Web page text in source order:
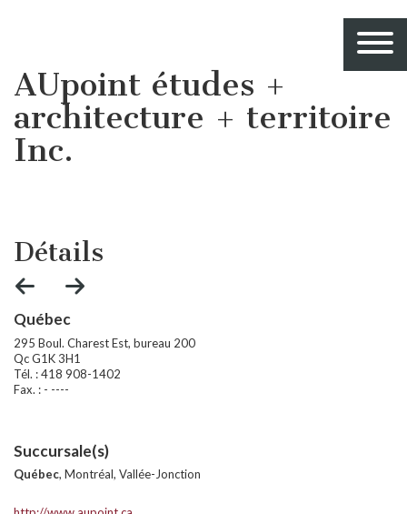
AUpoint études +
architecture + territoire
Inc.
Détails
Québec
295 Boul. Charest Est, bureau 200
Qc G1K 3H1
Tél. : 418 908-1402
Fax. : - ----
Succursale(s)
Québec, Montréal, Vallée-Jonction